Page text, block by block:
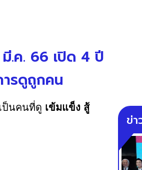
.ค. 66 เปิด 4 ปี
รดูถูกคน
ป็นคนที่ดู เข้มแข็ง สู้
ข่า